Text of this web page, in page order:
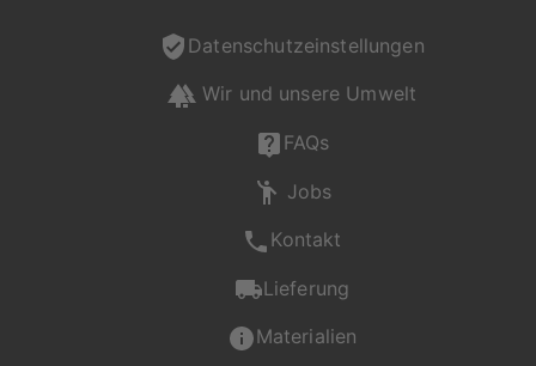
Datenschutzeinstellungen
Wir und unsere Umwelt
FAQs
Jobs
Kontakt
Lieferung
Materialien